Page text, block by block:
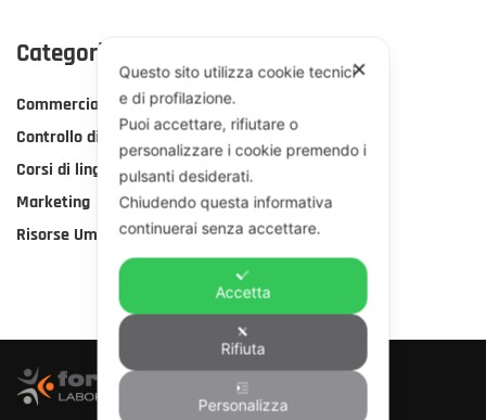
Categorie Corsi
Commerciale
Controllo di gestione
Corsi di lingua
Marketing
Risorse Umane
✕
Questo sito utilizza cookie tecnici
e di profilazione.
Puoi accettare, rifiutare o
personalizzare i cookie premendo i
pulsanti desiderati.
Chiudendo questa informativa
continuerai senza accettare.
Accetta
Rifiuta
Personalizza